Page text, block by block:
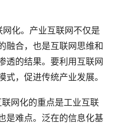
化。 产业互联网不仅是
融合，也是互联网思维和
透的结果。 要利用互联网
式，促进传统产业发展。
联网化的重点是工业互联
是难点。泛在的信息化基